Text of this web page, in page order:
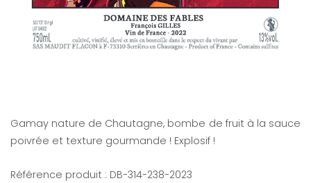
Gamay nature de Chautagne, bombe de fruit à la sauce
poivrée et texture gourmande ! Explosif !
Référence produit : DB-314-238-2023